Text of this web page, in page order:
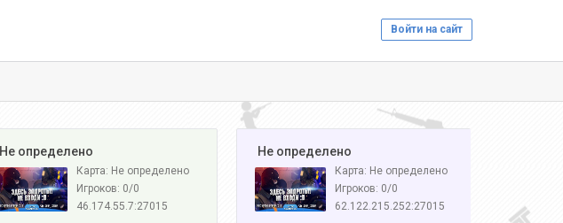
Войти на сайт
️ Не определено
Карта: Не определено
Игроков: 0/0
46.174.55.7:27015
️ Не определено
Карта: Не определено
Игроков: 0/0
62.122.215.252:27015